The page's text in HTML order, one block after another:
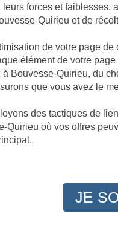
forces et
Quirieu et de
de votre page
élément de votre
Bouvesse-Quirieu, du
que vous avez le
des tactiques de
Quirieu où vos offres
JE